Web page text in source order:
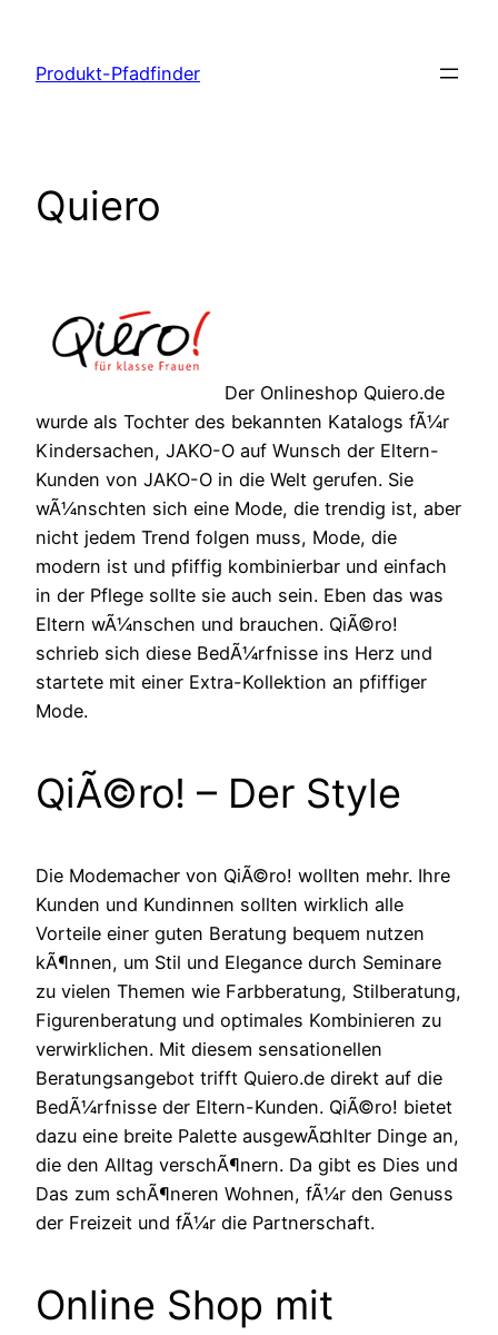
springen
Produkt-Pfadfinder
Quiero
Der Onlineshop Quiero.de
wurde als Tochter des bekannten Katalogs fÃ¼r
Kindersachen, JAKO-O auf Wunsch der Eltern-
Kunden von JAKO-O in die Welt gerufen. Sie
wÃ¼nschten sich eine Mode, die trendig ist, aber
nicht jedem Trend folgen muss, Mode, die
modern ist und pfiffig kombinierbar und einfach
in der Pflege sollte sie auch sein. Eben das was
Eltern wÃ¼nschen und brauchen. QiÃ©ro!
schrieb sich diese BedÃ¼rfnisse ins Herz und
startete mit einer Extra-Kollektion an pfiffiger
Mode.
QiÃ©ro! – Der Style
Die Modemacher von QiÃ©ro! wollten mehr. Ihre
Kunden und Kundinnen sollten wirklich alle
Vorteile einer guten Beratung bequem nutzen
kÃ¶nnen, um Stil und Elegance durch Seminare
zu vielen Themen wie Farbberatung, Stilberatung,
Figurenberatung und optimales Kombinieren zu
verwirklichen. Mit diesem sensationellen
Beratungsangebot trifft Quiero.de direkt auf die
BedÃ¼rfnisse der Eltern-Kunden. QiÃ©ro! bietet
dazu eine breite Palette ausgewÃ¤hlter Dinge an,
die den Alltag verschÃ¶nern. Da gibt es Dies und
Das zum schÃ¶neren Wohnen, fÃ¼r den Genuss
der Freizeit und fÃ¼r die Partnerschaft.
Online Shop mit